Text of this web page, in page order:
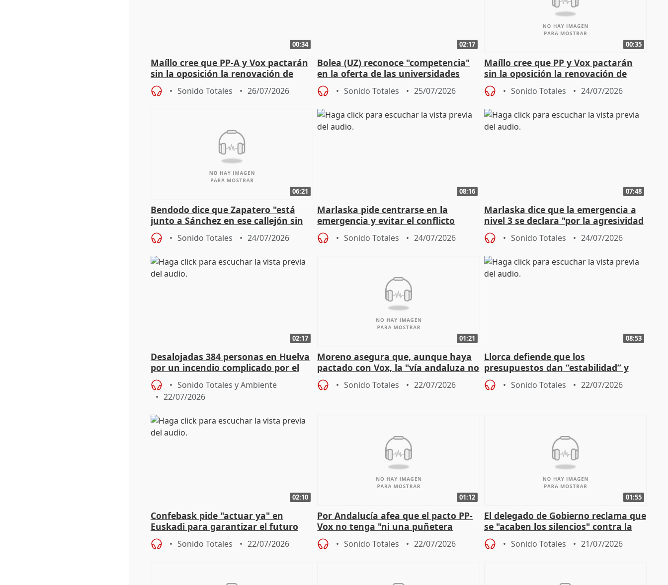
00:34
Maíllo cree que PP-A y Vox pactarán
sin la oposición la renovación de
órganos como el Defensor
Sonido Totales 26/07/2026
02:17
Bolea (UZ) reconoce "competencia"
en la oferta de las universidades
privadas
Sonido Totales 25/07/2026
00:35
Maíllo cree que PP y Vox pactarán
sin la oposición la renovación de
órganos como el Defensor
Sonido Totales 24/07/2026
06:21
Bendodo dice que Zapatero "está
junto a Sánchez en ese callejón sin
salida
Sonido Totales 24/07/2026
08:16
Marlaska pide centrarse en la
emergencia y evitar el conflicto
político
Sonido Totales 24/07/2026
07:48
Marlaska dice que la emergencia a
nivel 3 se declara "por la agresividad
de los incendios"
Sonido Totales 24/07/2026
02:17
Desalojadas 384 personas en Huelva
por un incendio complicado por el
viento
Sonido Totales y Ambiente
22/07/2026
01:21
Moreno asegura que, aunque haya
pactado con Vox, la "vía andaluza no
ha muerto" ni él va a "cambiar"
Sonido Totales 22/07/2026
08:53
Llorca defiende que los
presupuestos dan “estabilidad” y
dice que no ha hablado con Feijóo
Sonido Totales 22/07/2026
02:10
Confebask pide "actuar ya" en
Euskadi para garantizar el futuro
con un pacto de país
Sonido Totales 22/07/2026
01:12
Por Andalucía afea que el pacto PP-
Vox no tenga "ni una puñetera
medida" contra violencia machista
Sonido Totales 22/07/2026
01:55
El delegado de Gobierno reclama que
se "acaben los silencios" contra la
violencia de género
Sonido Totales 21/07/2026